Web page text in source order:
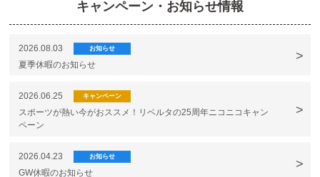
キャンペーン・お知らせ情報
2026.08.03 お知らせ
夏季休暇のお知らせ
2026.06.25 キャンペーン
スポーツが熱い今がおススメ！リベルタの25周年ニコニコキャン
ペーン
2026.04.23 お知らせ
GW休暇のお知らせ